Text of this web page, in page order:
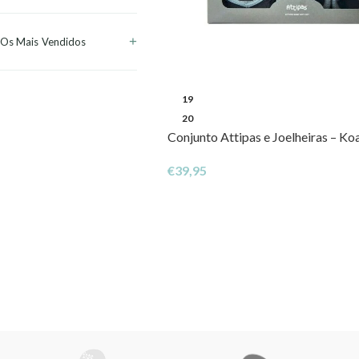
Os Mais Vendidos
19
20
Conjunto Attipas e Joelheiras –
€39,95